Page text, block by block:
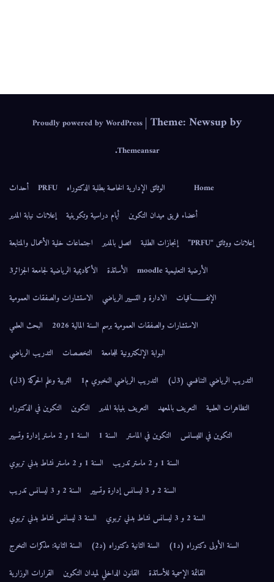
Proudly powered by WordPress |Theme: Newsup by
Themeansar
.
Home الوثائق الإدارية الخاصة بطلبة الدكتوراه PRFU
أحداث
أعضاء فريق ميدان التكوين
أيام دراسية وتكوينية
إعلانات نيابة المدير
إعلانات ووثائق “PRFU”
إنجازات الطلبة اتصل بالمدير
اجتماعات خلية الأعمال والمتابعة
الأرضية التعليمية moodle
الأساتذة
الأكاديمية الرياضية لجامعة الجزائر3
الإتفــــــاقيات
الادارة و التسيير الرياضي
الاستشارات والصفقات العمومية
الاستشارات والصفقات العمومية برسم السنة المالية 2026
البحث العلمي
البوابة الإلكترونية للجامعة
التخصصات
التدريب الرياضي
التدريب الرياضي التنافسي (3ل)
التدريب الرياضي النخبوي م1
التربية وعلم الحركة (3ل)
التظاهرات العلمية
التعريف بالمعهد التعريف بنيابة المدير التكوين
التكوين في الدكتوراه
التكوين في الليسانس
التكوين في الماستر السنة 1
السنة 1 و 2 ماستر إدارة وتسيير
السنة 1 و 2 ماستر تدريب
السنة 1 و 2 ماستر نشاط بدني تربوي
السنة 2 و 3 ليسانس إدارة وتسيير
السنة 2 و 3 ليسانس تدريب
السنة 2 و 3 ليسانس نشاط بدني تربوي
السنة 3 ليسانس نشاط بدني تربوي
السنة الأولى دكتوراه (د1)
السنة الثانية دكتوراه (د2)
السنة الثانية: مذكرات التخرج
القائمة الإسمية للأساتذة
القانون الداخلي لميدان التكوين
القرارات الوزارية